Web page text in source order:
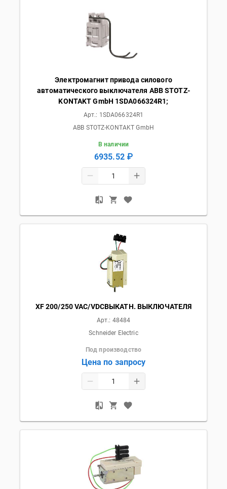
Электромагнит привода силового
автоматического выключателя ABB STOTZ-
KONTAKT GmbH 1SDA066324R1;
Арт.: 1SDA066324R1
ABB STOTZ-KONTAKT GmbH
В наличии
6935.52 ₽
XF 200/250 VAC/VDCВЫКАТН. ВЫКЛЮЧАТЕЛЯ
Арт.: 48484
Schneider Electric
Под производство
Цена по запросу